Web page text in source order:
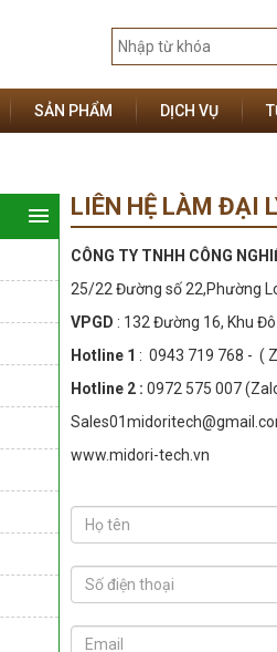
SẢN PHẨM DỊCH VỤ
LIÊN HỆ LÀM ĐẠI
CÔNG TY TNHH CÔNG
25/22 Đường số 22,Phường
VPGD : 132 Đường 16, Khu
Hotline 1 : 0943 719 768 - (
Hotline 2 : 0972 575 007
www.midori-tech.vn